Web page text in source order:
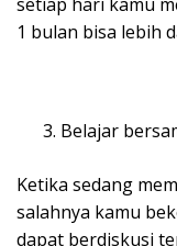
1 bulan bisa lebih
Belajar
Ketika sedang
salahnya kamu
dapat berdiskusi